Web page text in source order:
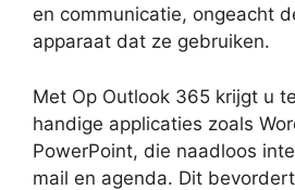
en communicatie, ongeacht
apparaat dat ze gebruiken.
Met Op Outlook 365 krijgt u
handige applicaties zoals
PowerPoint, die naadloos
mail en agenda. Dit